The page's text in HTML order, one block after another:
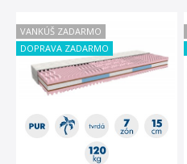
VANKÚŠ ZADARMO
DOPRAVA ZADARMO